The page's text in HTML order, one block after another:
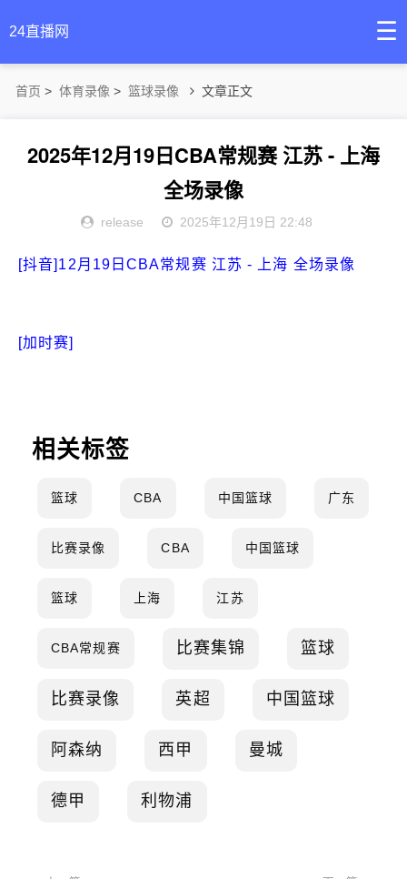
24直播网 ☰
首页 > 体育录像 > 篮球录像 文章正文
2025年12月19日CBA常规赛 江苏 - 上海
全场录像
release 2025年12月19日 22:48
[抖音]12月19日CBA常规赛 江苏 - 上海 全场录像
[加时赛]
相关标签
篮球 CBA 中国篮球 广东
比赛录像 CBA 中国篮球
篮球 上海 江苏
CBA常规赛 比赛集锦 篮球
比赛录像 英超 中国篮球
阿森纳 西甲 曼城
德甲 利物浦